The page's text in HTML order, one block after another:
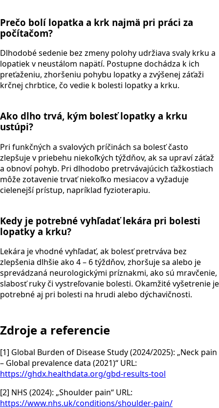
Prečo bolí lopatka a krk najmä pri práci za
počítačom?
Dlhodobé sedenie bez zmeny polohy udržiava svaly krku a
lopatiek v neustálom napätí. Postupne dochádza k ich
preťaženiu, zhoršeniu pohybu lopatky a zvýšenej záťaži
krčnej chrbtice, čo vedie k bolesti lopatky a krku.
Ako dlho trvá, kým bolesť lopatky a krku
ustúpi?
Pri funkčných a svalových príčinách sa bolesť často
zlepšuje v priebehu niekoľkých týždňov, ak sa upraví záťaž
a obnoví pohyb. Pri dlhodobo pretrvávajúcich ťažkostiach
môže zotavenie trvať niekoľko mesiacov a vyžaduje
cielenejší prístup, napríklad fyzioterapiu.
Kedy je potrebné vyhľadať lekára pri bolesti
lopatky a krku?
Lekára je vhodné vyhľadať, ak bolesť pretrváva bez
zlepšenia dlhšie ako 4 – 6 týždňov, zhoršuje sa alebo je
sprevádzaná neurologickými príznakmi, ako sú mravčenie,
slabosť ruky či vystreľovanie bolesti. Okamžité vyšetrenie je
potrebné aj pri bolesti na hrudi alebo dýchavičnosti.
Zdroje a referencie
[1] Global Burden of Disease Study (2024/2025): „Neck pain
– Global prevalence data (2021)“ URL:
https://ghdx.healthdata.org/gbd-results-tool
[2] NHS (2024): „Shoulder pain“ URL:
https://www.nhs.uk/conditions/shoulder-pain/